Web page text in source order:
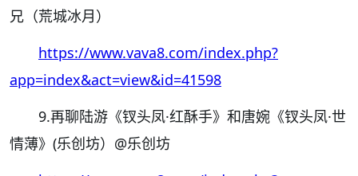
兄（荒城冰月）
https://www.vava8.com/index.php?
app=index&act=view&id=41598
9.再聊陆游《钗头凤·红酥手》和唐婉《钗头凤·世
情薄》(乐创坊） @乐创坊